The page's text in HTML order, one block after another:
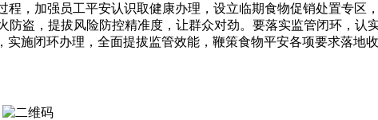
，加强员工平安认识取健康办理，设立临期食物促销处置专区
盗，提拔风险防控精准度，让群众对劲。要落实监管闭环，认
施闭环办理，全面提拔监管效能，鞭策食物平安各项要求落地收